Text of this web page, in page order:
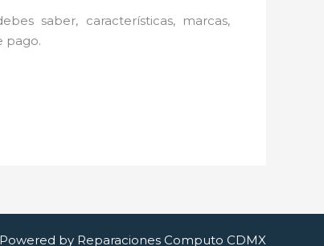
saber, características, marcas,
pago.
Powered by Reparaciones Computo CDMX